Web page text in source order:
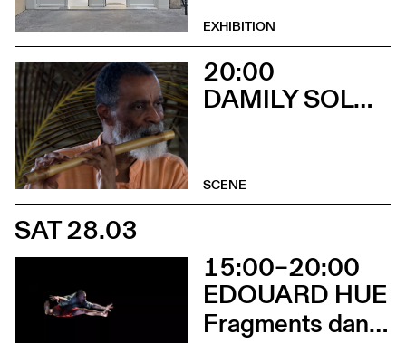
EXHIBITION
20:00
DAMILY SOLO + MAX CILLA SEXTET
SCENE
SAT 28.03
15:00–20:00
EDOUARD HUE
Fragments dansés